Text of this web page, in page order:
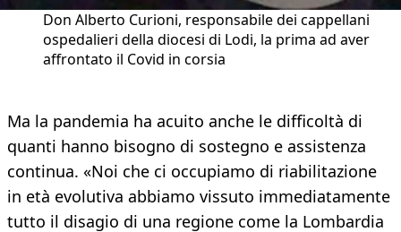
Don Alberto Curioni, responsabile dei cappellani
ospedalieri della diocesi di Lodi, la prima ad aver
affrontato il Covid in corsia
Ma la pandemia ha acuito anche le difficoltà di
quanti hanno bisogno di sostegno e assistenza
continua. «Noi che ci occupiamo di riabilitazione
in età evolutiva abbiamo vissuto immediatamente
tutto il disagio di una regione come la Lombardia